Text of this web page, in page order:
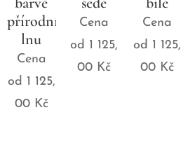
přírodního
lnu
Cena
od 1 125,
00Kč
Cena
od 1 125,
00 Kč
Cena
od 1 125,
00Kč